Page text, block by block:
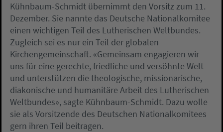
Kühnbaum-Schmidt übernimmt den Vorsitz zum 11.
Dezember. Sie nannte das Deutsche Nationalkomitee
einen wichtigen Teil des Lutherischen Weltbundes.
Zugleich sei es nur ein Teil der globalen
Kirchengemeinschaft. «Gemeinsam engagieren wir
uns für eine gerechte, friedliche und versöhnte Welt
und unterstützen die theologische, missionarische,
diakonische und humanitäre Arbeit des Lutherischen
Weltbundes», sagte Kühnbaum-Schmidt. Dazu wolle
sie als Vorsitzende des Deutschen Nationalkomitees
gern ihren Teil beitragen.